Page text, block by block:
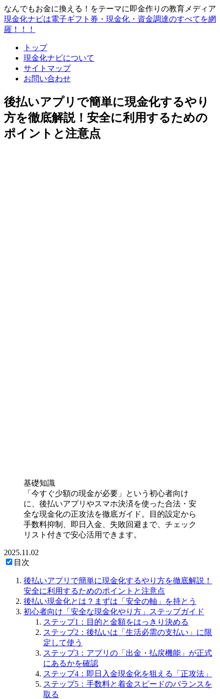
なんでもお金に換える！をテーマに即金作りの教育メディア
現金化ナビは電子ギフト券・現金化・資金調達のすべてを網
羅！！！
トップ
現金化ナビについて
サイトマップ
お問い合わせ
後払いアプリで簡単に現金化するやり
方を徹底解説！安全に利用するための
ポイントと注意点
基礎知識
「今すぐ少額の現金が必要」という初心者向け
に、後払いアプリやスマホ決済を使った合法・安
全な現金化の正攻法を徹底ガイド。目的設定から
手数料抑制、即日入金、失敗回避まで、チェック
リスト付きで安心活用できます。
2025.11.02
目次
後払いアプリで簡単に現金化するやり方を徹底解説！
安全に利用するためのポイントと注意点
後払い現金化とは？まずは「安全の軸」を持とう
初心者向け「安全な現金化やり方」ステップガイド
ステップ1：目的と金額をはっきり決める
ステップ2：後払いは「生活必需の支払い」に限
定して使う
ステップ3：アプリの「出金・払戻機能」が正式
にあるかを確認
ステップ4：即日入金現金化を狙える「正攻法」
ステップ5：手数料と着金スピードのバランスを
取る